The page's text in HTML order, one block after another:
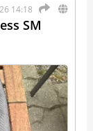
14:18
SM